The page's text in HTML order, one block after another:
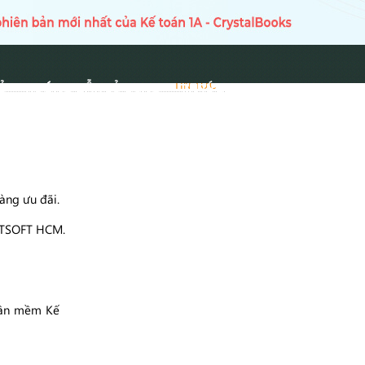
HƯỚNG DẪN SỬ DỤNG TIN TỨC
TIN TỨC
ưu đãi.
HCM.
mềm Kế